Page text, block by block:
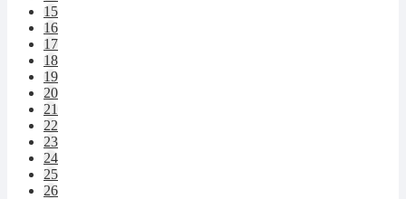
15
16
17
18
19
20
21
22
23
24
25
26